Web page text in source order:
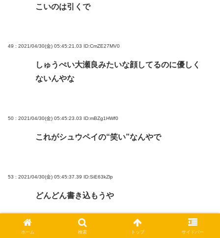
こいのは引くで
49 : 2021/04/30(金) 05:45:21.03 ID:CmZE27MV0
しゅうぺい大瀬良みたいな顔してるのに優しく
ないんやな
50 : 2021/04/30(金) 05:45:23.03 ID:mBZg1HWf0
これがシュウペイの“笑い”なんやで
53 : 2021/04/30(金) 05:45:37.39 ID:SiE63kZlp
どんどん書き込もうや
54 : 2021/04/30(金) 05:45:41.84ID:SiE63kZlp
ホーム 検索 トップ サイドバー